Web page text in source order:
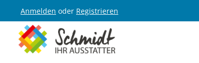
Hauptnavigation springen
Anmelden oder Registrieren